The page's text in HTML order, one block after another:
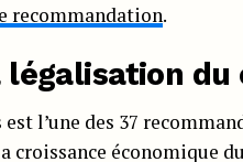
recommandation.
légalisation du
est l’une des 37
économique